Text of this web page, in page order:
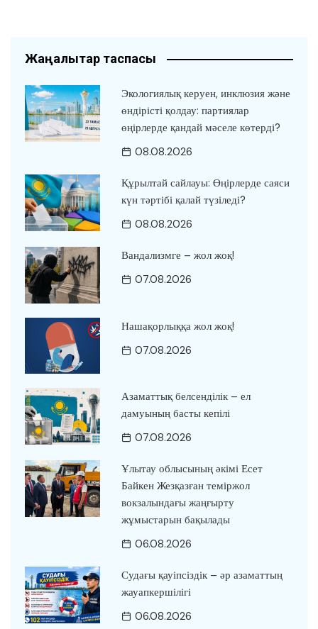
Жаңалықтар таспасы
Экологиялық керуен, инклюзия және
өндірісті қолдау: партиялар
өңірлерде қандай мәселе көтерді?
08.08.2026
Құрылтай сайлауы: Өңірлерде саяси
күн тәртібі қалай түзіледі?
08.08.2026
Вандализмге – жол жоқ!
07.08.2026
Нашақорлыққа жол жоқ!
07.08.2026
Азаматтық белсенділік – ел
дамуының басты кепілі
07.08.2026
Ұлытау облысының әкімі Есет
Байкен Жезқазған теміржол
вокзалындағы жаңғырту
жұмыстарын бақылады
06.08.2026
Судағы қауіпсіздік – әр азаматтың
жауапкершілігі
06.08.2026